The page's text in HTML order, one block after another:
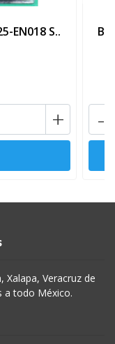
EN018 S..
+ -
Xalapa, Veracruz de
a todo México.